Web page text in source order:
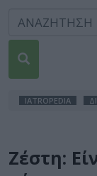
IATROPEDIA
Ζέστη: